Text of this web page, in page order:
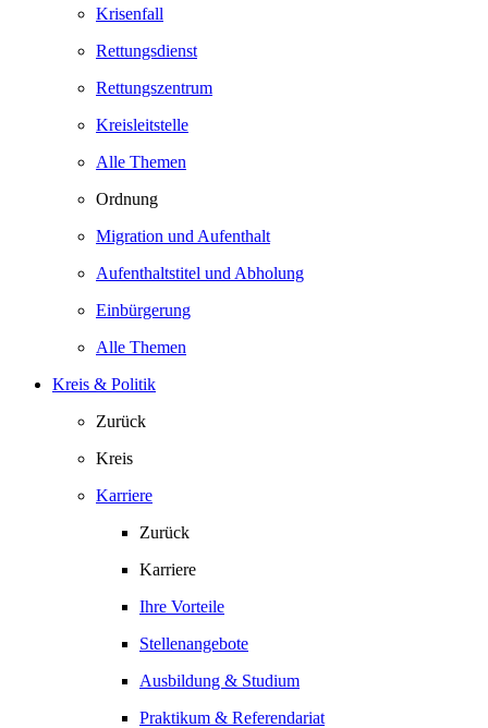
Krisenfall
Rettungsdienst
Rettungszentrum
Kreisleitstelle
Alle Themen
Ordnung
Migration und Aufenthalt
Aufenthaltstitel und Abholung
Einbürgerung
Alle Themen
Kreis & Politik
Zurück
Kreis
Karriere
Zurück
Karriere
Ihre Vorteile
Stellenangebote
Ausbildung & Studium
Praktikum & Referendariat